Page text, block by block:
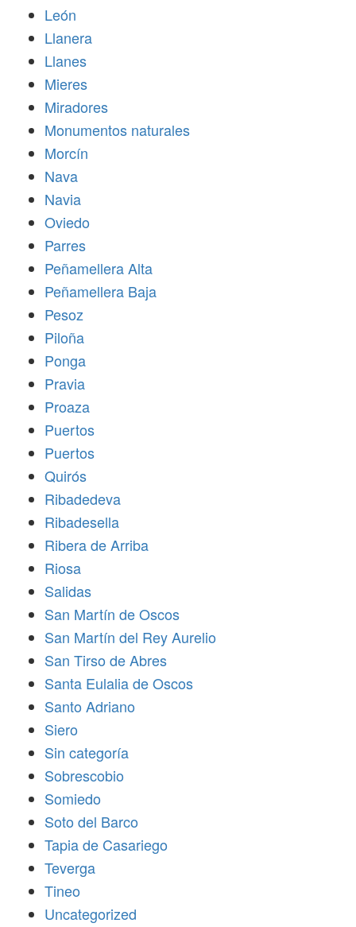
León
Llanera
Llanes
Mieres
Miradores
Monumentos naturales
Morcín
Nava
Navia
Oviedo
Parres
Peñamellera Alta
Peñamellera Baja
Pesoz
Piloña
Ponga
Pravia
Proaza
Puertos
Puertos
Quirós
Ribadedeva
Ribadesella
Ribera de Arriba
Riosa
Salidas
San Martín de Oscos
San Martín del Rey Aurelio
San Tirso de Abres
Santa Eulalia de Oscos
Santo Adriano
Siero
Sin categoría
Sobrescobio
Somiedo
Soto del Barco
Tapia de Casariego
Teverga
Tineo
Uncategorized